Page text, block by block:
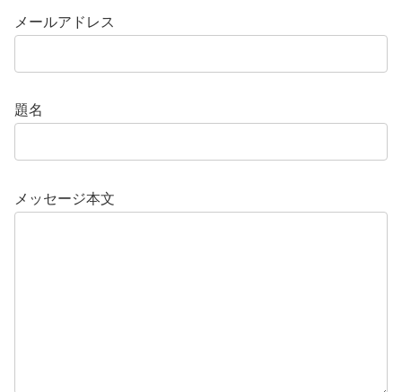
メールアドレス
題名
メッセージ本文